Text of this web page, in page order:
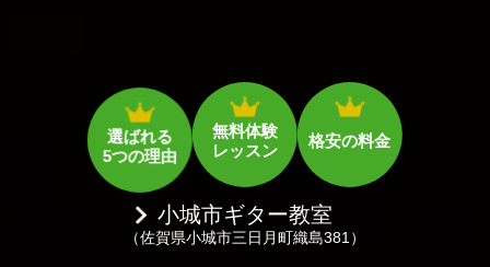
選ばれる
5つの理由
無料体験
レッスン
格安の料金
小城市ギター教室
（佐賀県小城市三日月町織島381）